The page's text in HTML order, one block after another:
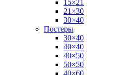
15×21
21×30
30×40
Постеры
30×40
40×40
40×50
50×50
40×60